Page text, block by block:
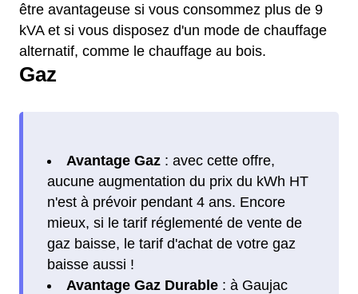
être avantageuse si vous consommez plus de 9
kVA et si vous disposez d'un mode de chauffage
alternatif, comme le chauffage au bois.
Gaz
Avantage Gaz: avec cette offre,
aucune augmentation du prix du kWh HT
n'est à prévoir pendant 4 ans. Encore
mieux, si le tarif réglementé de vente de
gaz baisse, le tarif d'achat de votre gaz
baisse aussi !
Avantage Gaz Durable: à Gaujac